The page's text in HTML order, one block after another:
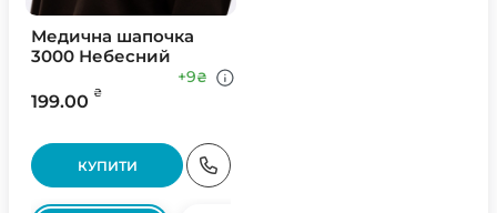
Медична шапочка
3000 Небесний
199.00 ₴
+9₴
КУПИТИ